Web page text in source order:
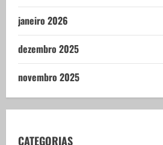
janeiro 2026
dezembro 2025
novembro 2025
CATEGORIAS